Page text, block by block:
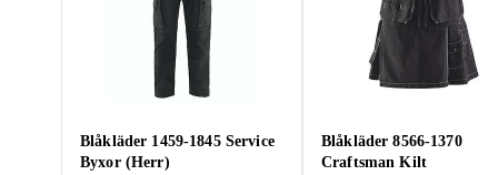
Blåkläder 1459-1845 Service
Byxor (Herr)
Blåkläder 8566-1370
Craftsman Kilt